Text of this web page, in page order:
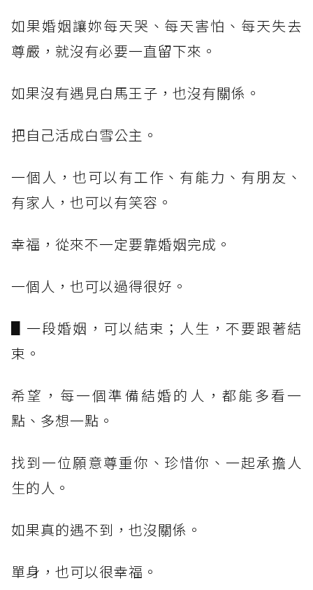
如果婚姻讓妳每天哭、每天害怕、每天失去
尊嚴，就沒有必要一直留下來。
如果沒有遇見白馬王子，也沒有關係。
把自己活成白雪公主。
一個人，也可以有工作、有能力、有朋友、
有家人，也可以有笑容。
幸福，從來不一定要靠婚姻完成。
一個人，也可以過得很好。
▋一段婚姻，可以結束；人生，不要跟著結
束。
希望，每一個準備結婚的人，都能多看一
點、多想一點。
找到一位願意尊重你、珍惜你、一起承擔人
生的人。
如果真的遇不到，也沒關係。
單身，也可以很幸福。